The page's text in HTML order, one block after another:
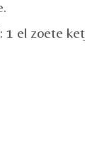
: 1 el zoete